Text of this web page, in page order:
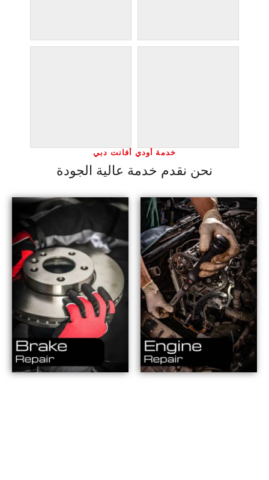
خدمة أودي أفانت دبي
نحن نقدم خدمة عالية الجودة